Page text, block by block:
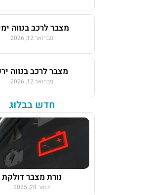
מצבר לרכב בנווה
פברואר 12, 2026
מצבר לרכב בנווה
פברואר 12, 2026
חדש בבלוג
נורת מצבר דולקת
ינואר 28, 2025